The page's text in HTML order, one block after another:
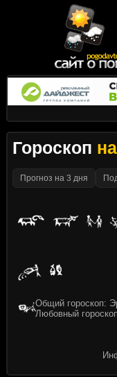
Гороскоп
Прогноз на 3 дня
Общий гороскоп:
Любовный